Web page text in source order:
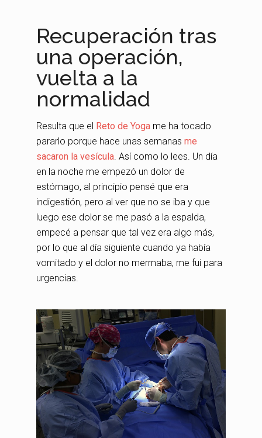
Recuperación tras
una operación,
vuelta a la
normalidad
Resulta que el Reto de Yoga me ha tocado
pararlo porque hace unas semanasme
sacaron la vesícula. Así como lo lees. Un día
en la noche me empezó un dolor de
estómago, al principio pensé que era
indigestión, pero al ver que no se iba y que
luego ese dolor se me pasó a la espalda,
empecé a pensar que tal vez era algo más,
por lo que al día siguiente cuando ya había
vomitado y el dolor no mermaba, me fui para
urgencias.